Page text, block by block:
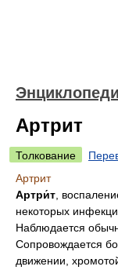
Артрит
Толкование
Артрит
Артри́т ,
некоторых
Наблюдается
Сопровождается
движении,